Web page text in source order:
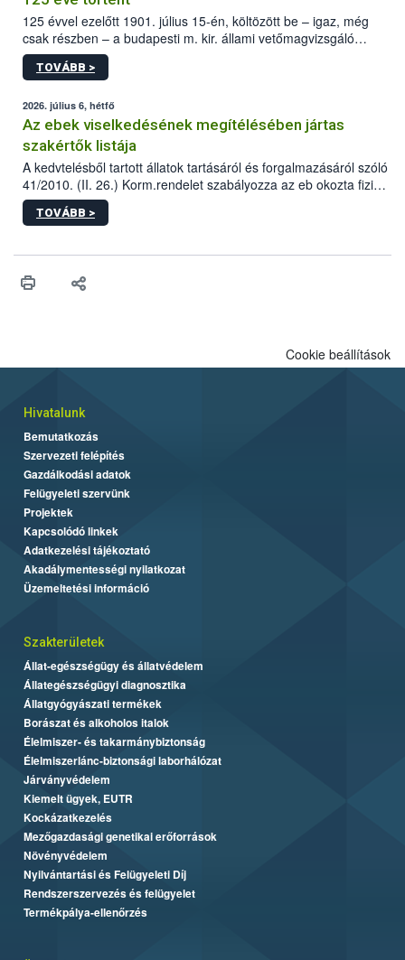
125 évvel ezelőtt 1901. július 15-én, költözött be – igaz, még
csak részben – a budapesti m. kir. állami vetőmagvizsgáló
állomás a Kis Rókus utca 15. szám alatti, Czigler Győző által
tervezett új épületébe.
TOVÁBB >
2026. július 6, hétfő
Az ebek viselkedésének megítélésében jártas
szakértők listája
A kedvtelésből tartott állatok tartásáról és forgalmazásáról szóló
41/2010. (II. 26.) Korm.rendelet szabályozza az eb okozta fizikai
sérülés, illetve ennek veszélye keletkezésekor felmerülő
hatósági feladatokat, valamint a veszélyes eb tartását és annak
vonni az ebek viselkedésének megítélésében jártas szakértőt.
TOVÁBB >
Cookie beállítások
Hivatalunk
Bemutatkozás
Szervezeti felépítés
Gazdálkodási adatok
Felügyeleti szervünk
Projektek
Kapcsolódó linkek
Adatkezelési tájékoztató
Akadálymentességi nyilatkozat
Üzemeltetési információ
Szakterületek
Állat-egészségügy és állatvédelem
Állategészségügyi diagnosztika
Állatgyógyászati termékek
Borászat és alkoholos italok
Élelmiszer- és takarmánybiztonság
Élelmiszerlánc-biztonsági laborhálózat
Járványvédelem
Kiemelt ügyek, EUTR
Kockázatkezelés
Mezőgazdasági genetikai erőforrások
Növényvédelem
Nyilvántartási és Felügyeleti Díj
Rendszerszervezés és felügyelet
Termékpálya-ellenőrzés